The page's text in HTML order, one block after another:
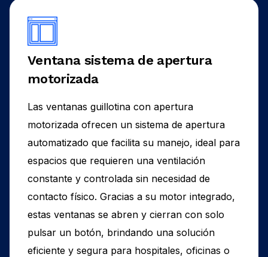
Ventana sistema de apertura
motorizada
Las ventanas guillotina con apertura
motorizada ofrecen un sistema de apertura
automatizado que facilita su manejo, ideal para
espacios que requieren una ventilación
constante y controlada sin necesidad de
contacto físico. Gracias a su motor integrado,
estas ventanas se abren y cierran con solo
pulsar un botón, brindando una solución
eficiente y segura para hospitales, oficinas o